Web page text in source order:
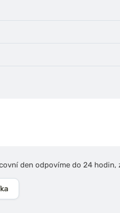
den odpovíme do 24 hodin,